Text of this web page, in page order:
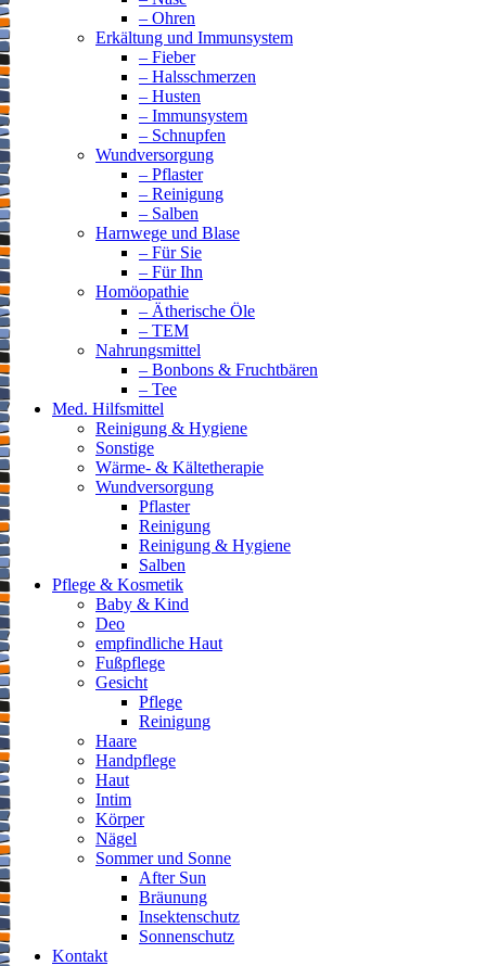
– Ohren
Erkältung und Immunsystem
– Fieber
– Halsschmerzen
– Husten
– Immunsystem
– Schnupfen
Wundversorgung
– Pflaster
– Reinigung
– Salben
Harnwege und Blase
– Für Sie
– Für Ihn
Homöopathie
– Ätherische Öle
– TEM
Nahrungsmittel
– Bonbons & Fruchtbären
– Tee
Med. Hilfsmittel
Reinigung & Hygiene
Sonstige
Wärme- & Kältetherapie
Wundversorgung
Pflaster
Reinigung
Reinigung & Hygiene
Salben
Pflege & Kosmetik
Baby & Kind
Deo
empfindliche Haut
Fußpflege
Gesicht
Pflege
Reinigung
Haare
Handpflege
Haut
Intim
Körper
Nägel
Sommer und Sonne
After Sun
Bräunung
Insektenschutz
Sonnenschutz
Kontakt